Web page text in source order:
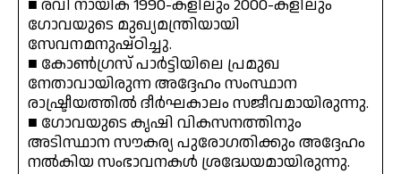
■ രവി നായിക് 1990-കളിലും 2000-കളിലും
ഗോവയുടെ മുഖ്യമന്ത്രിയായി
സേവനമനുഷ്ഠിച്ചു.
■ കോൺഗ്രസ് പാർട്ടിയിലെ പ്രമുഖ
നേതാവായിരുന്ന അദ്ദേഹം സംസ്ഥാന
രാഷ്ട്രീയത്തിൽ ദീർഘകാലം സജീവമായിരുന്നു.
■ ഗോവയുടെ കൃഷി വികസനത്തിനും
അടിസ്ഥാന സൗകര്യ പുരോഗതിക്കും അദ്ദേഹം
നൽകിയ സംഭാവനകൾ ശ്രദ്ധേയമായിരുന്നു.